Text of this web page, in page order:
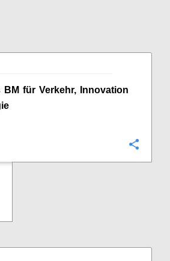
BM für Verkehr, Innovation